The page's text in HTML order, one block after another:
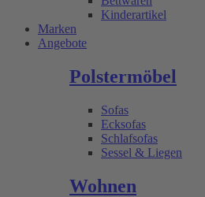
Kinderartikel
Marken
Angebote
Polstermöbel
Sofas
Ecksofas
Schlafsofas
Sessel & Liegen
Wohnen